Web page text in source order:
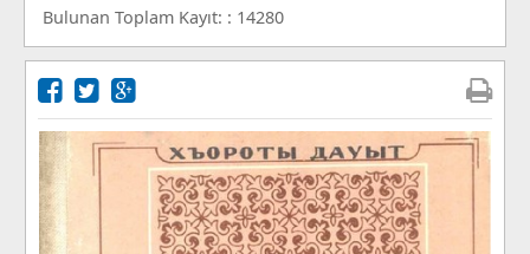
Bulunan Toplam Kayıt: : 14280